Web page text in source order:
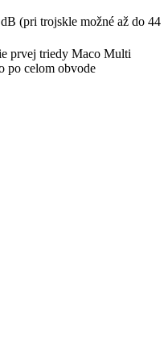
(pri trojskle možné až do 44
prvej triedy Maco Multi
po celom obvode